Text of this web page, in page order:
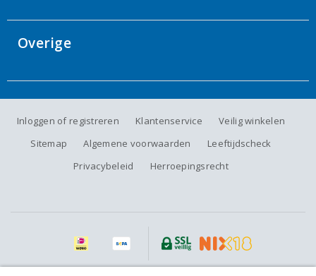
Overige
Inloggen of registreren Klantenservice
Veilig winkelen
Sitemap
Algemene voorwaarden
Leeftijdscheck
Privacybeleid
Herroepingsrecht